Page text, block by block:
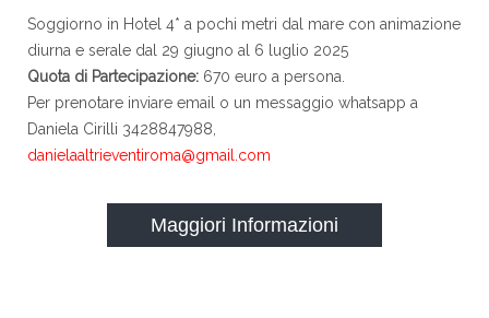
Soggiorno in Hotel 4* a pochi metri dal mare con animazione
diurna e serale dal 29 giugno al 6 luglio 2025
Quota di Partecipazione: 670 euro a persona.
Per prenotare inviare email o un messaggio whatsapp a
Daniela Cirilli 3428847988,
danielaaltrieventiroma@gmail.com
Maggiori Informazioni